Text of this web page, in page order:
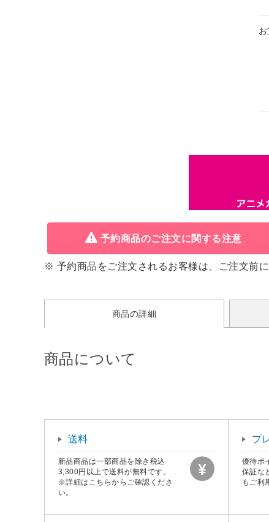
予約商品のご注文に関する注意
※ 予約商品をご注文されるお客様は、ご注文前に
商品の詳細
商品について
送料
新品商品は一部商品を除き税込
3,300円以上で送料が無料です。
※詳細はこちらからご確認くださ
い。
プ
優待ポ
保証な
もご利